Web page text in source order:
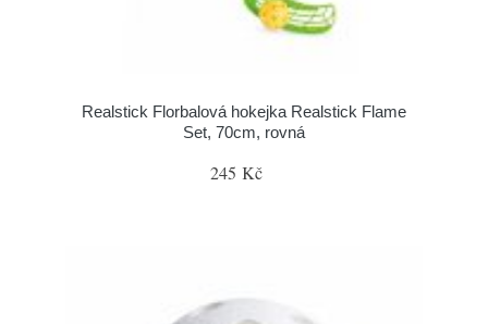
Realstick Florbalová hokejka Realstick Flame
Set, 70cm, rovná
245 Kč